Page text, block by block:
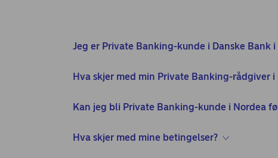
Jeg er Private Banking-kunde i Danske
Hva skjer med min Private Banking-rådgiver i
Kan jeg bli Private Banking-kunde i Nordea
Hva skjer med mine betingelser?